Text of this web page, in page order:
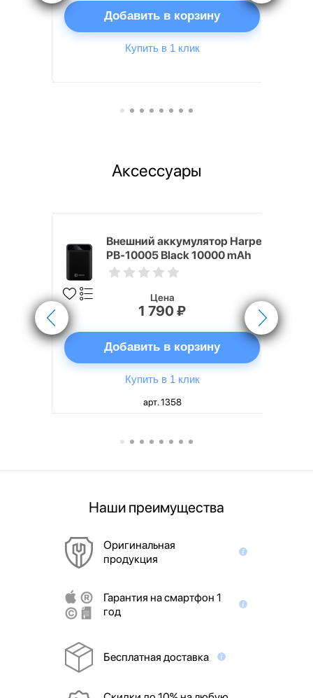
Добавить в корзину
Купить в 1 клик
Аксессуары
Внешний аккумулятор Harper
PB-10005 Black 10000 mAh
Цена
1 790 ₽
Добавить в корзину
Купить в 1 клик
арт. 1358
Наши преимущества
Оригинальная
продукция
Гарантия на смартфон 1
год
Бесплатная доставка